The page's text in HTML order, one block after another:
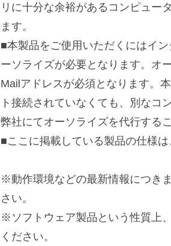
リに十分な余裕があるコンピュー
ます。
■本製品をご使用いただくにはイ
ーソライズが必要となります。オ
Mailアドレスが必須となります。
ト接続されていなくても、別な
弊社にてオーソライズを代行する
■ここに掲載している製品の仕様
※動作環境などの最新情報につき
さい。
※ソフトウェア製品という性質上
ください。